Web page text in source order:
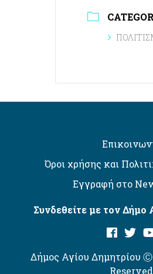
Όροι χρήσης και
Εγγραφή στο
Συνδεθείτε με τον Δήμο
Δήμος Αγίου Δημητρίου
Reserved